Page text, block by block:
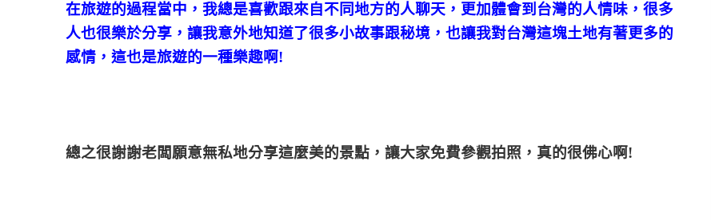
在旅遊的過程當中，我總是喜歡跟來自不同地方的人聊天，更加體會到台灣的人情味，很多
人也很樂於分享，讓我意外地知道了很多小故事跟秘境，也讓我對台灣這塊土地有著更多的
感情，這也是旅遊的一種樂趣啊!
總之很謝謝老闆願意無私地分享這麼美的景點，讓大家免費參觀拍照，真的很佛心啊!